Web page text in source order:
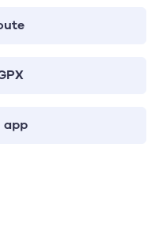
app